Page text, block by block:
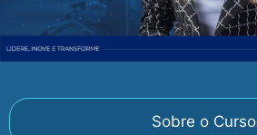
Sobre o Curso